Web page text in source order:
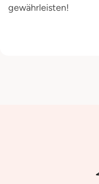
gewährleisten!